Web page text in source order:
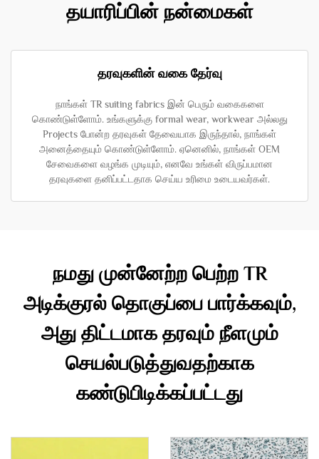
தயாரிப்பின் நன்மைகள்
தரவுகளின் வகை தேர்வு
நாங்கள் TR suiting fabrics இன் பெரும் வகைகளை
கொண்டுள்ளோம். உங்களுக்கு formal wear, workwear அல்லது
Projects போன்ற தரவுகள் தேவையாக இருந்தால், நாங்கள்
அனைத்தையும் கொண்டுள்ளோம். ஏனெனில், நாங்கள் OEM
சேவைகளை வழங்க முடியும், எனவே உங்கள் விருப்பமான
தரவுகளை தனிப்பட்டதாக செய்ய உரிமை உடையவர்கள்.
நமது முன்னேற்ற பெற்ற TR
அடிக்குரல் தொகுப்பை பார்க்கவும்,
அது திட்டமாக தரவும் நீளமும்
செயல்படுத்துவதற்காக
கண்டுபிடிக்கப்பட்டது